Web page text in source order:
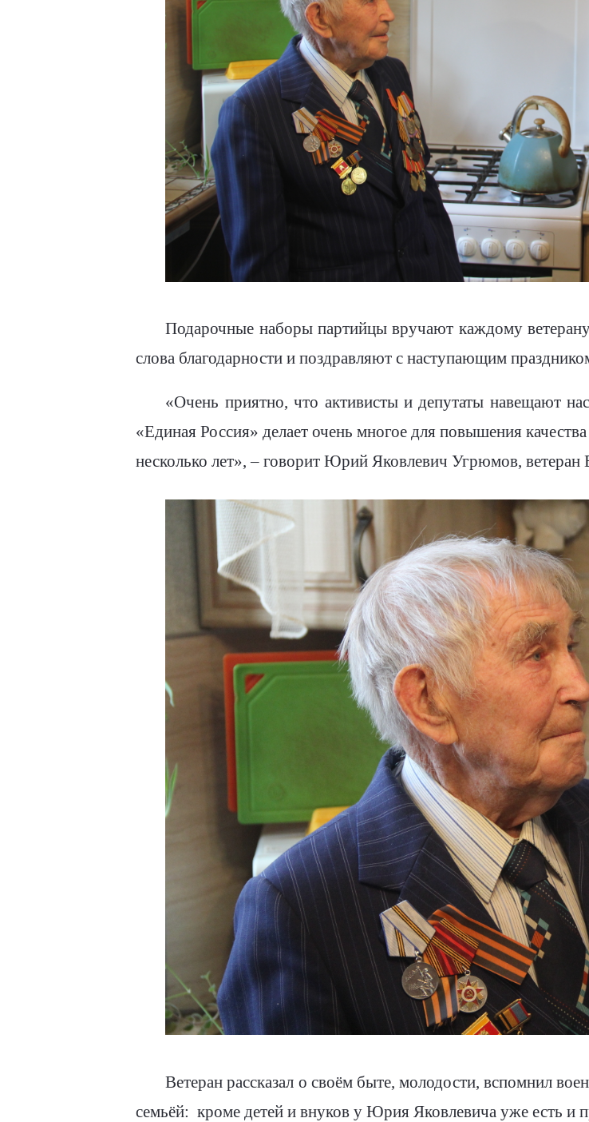
Подарочные наборы партийцы вручают каждому
слова благодарности и поздравляют с наступающим
«Очень приятно, что активисты и депутаты навещают
«Единая Россия» делает очень многое для повышения
несколько лет», – говорит Юрий Яковлевич Угрюмов, ветеран
Ветеран рассказал о своём быте, молодости, вспомнил
семьёй: кроме детей и внуков у Юрия Яковлевича уже есть и